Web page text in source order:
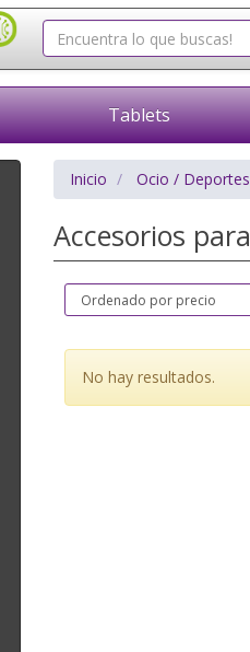
Tablets
Inicio Ocio /
Accesorios
No hay resultados.